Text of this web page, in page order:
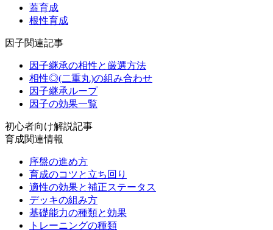
蓋育成
根性育成
因子関連記事
因子継承の相性と厳選方法
相性◎(二重丸)の組み合わせ
因子継承ループ
因子の効果一覧
初心者向け解説記事
育成関連情報
序盤の進め方
育成のコツと立ち回り
適性の効果と補正ステータス
デッキの組み方
基礎能力の種類と効果
トレーニングの種類